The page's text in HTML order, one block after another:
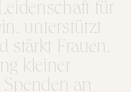
für
unterstützt
stärkt Frauen.
kleiner
an